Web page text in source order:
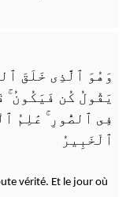
وَهُوَ ٱلَّذِى خَلَقَ
يَقُولُ كُن فَيَكُونُۚ
فِى ٱلصُّورِۚ عَٰلِمُ
ٱلْخَبِيرُ
vérité. Et le jour où